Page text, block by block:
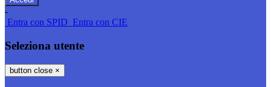
-
Entra con SPID Entra con CIE
Seleziona utente
button close ×